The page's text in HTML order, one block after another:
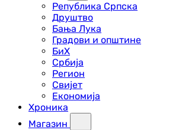
Република Српска
Друштво
Бања Лука
Градови и општине
БиХ
Србија
Регион
Свијет
Економија
Хроника
Магазин